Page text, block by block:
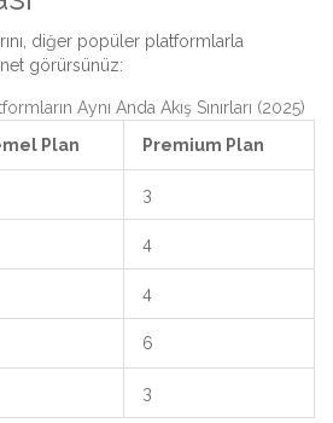
diğer popüler platformlarla
net görürsünüz:
Aynı Anda Akış Sınırları (2025)
Plan Premium Plan
3
4
4
6
3